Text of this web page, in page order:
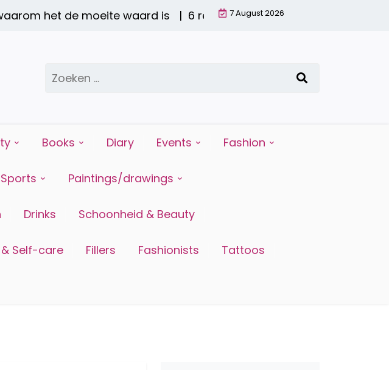
het de moeite waard is | 6 redenen waarom water drinken zo
7 August 2026
Zoeken
naar:
Books Diary Events Fashion
Paintings/drawings
Drinks Schoonheid & Beauty
Self-care Fillers Fashionists Tattoos